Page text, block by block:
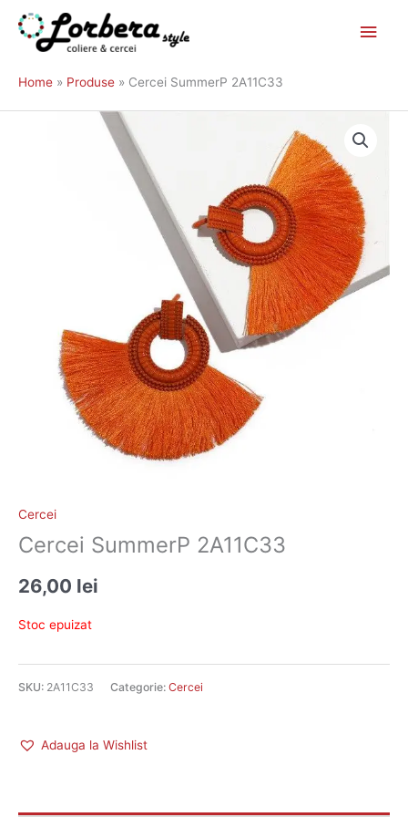
Skip
content
Home Produse Cercei SummerP 2A11C33
Cercei
Cercei SummerP 2A11C33
26,00 lei
Stoc epuizat
SKU: 2A11C33 Categorie: Cercei
Adauga la Wishlist